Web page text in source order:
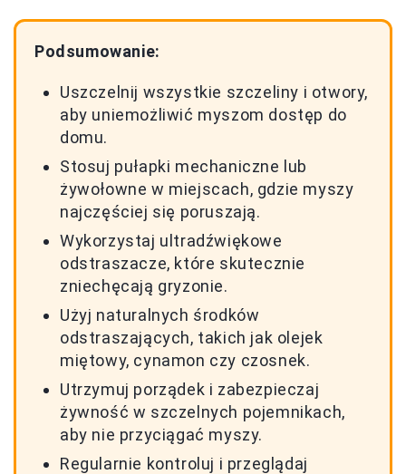
Podsumowanie:
Uszczelnij wszystkie szczeliny i otwory,
aby uniemożliwić myszom dostęp do
domu.
Stosuj pułapki mechaniczne lub
żywołowne w miejscach, gdzie myszy
najczęściej się poruszają.
Wykorzystaj ultradźwiękowe
odstraszacze, które skutecznie
zniechęcają gryzonie.
Użyj naturalnych środków
odstraszających, takich jak olejek
miętowy, cynamon czy czosnek.
Utrzymuj porządek i zabezpieczaj
żywność w szczelnych pojemnikach,
aby nie przyciągać myszy.
Regularnie kontroluj i przeglądaj